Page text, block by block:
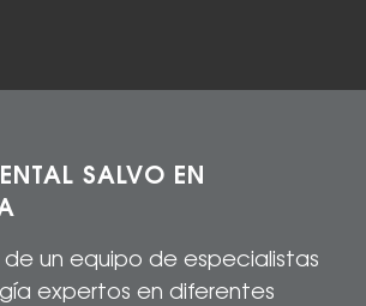
SALVO EN
de un equipo de especialistas
expertos en diferentes